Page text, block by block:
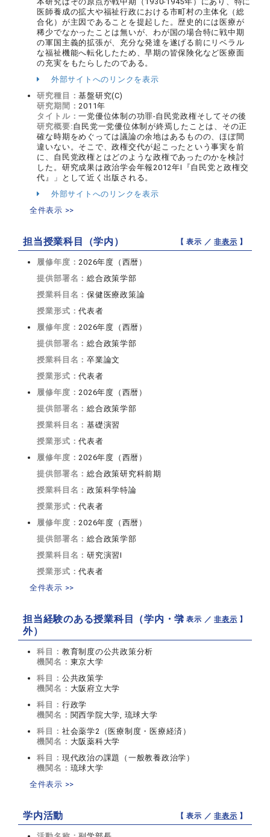
医師養成の拡大や福祉行政における市町村の主体化（総
合化）が主因であることを提起した。歴史的には医療が
稀少でなかったことは無いが、わが国の場合特に戦中期
の軍国主義的拡張が、充分な発達を遂げる前にリベラル
な福祉機能へ転化したため、早期の皆保険化など医療面
の充実をもたらしたのである。
外部サイトへのリンクを表示
研究種目：基盤研究(C)
研究期間：2011年
タイトル：一党優位体制の功罪-自民党政権そしてその後
研究概要:自民党一党優位体制が終焉したことは、その正
確な時期をめぐっては議論の余地はあるものの、ほぼ間
違いない。そこで、政権交代が起こったという事実を前
に、自民党政権とはどのような政権であったのかを検討
した。研究成果は政治学会年報2012年I『自民党と政権交
代』」として近く出版される。
外部サイトへのリンクを表示
全件表示 >>
担当授業科目（学内） 【 表示 ／非表示 】
履修年度：2026年度（西暦）
提供部署名：総合政策学部
授業科目名：保健医療政策論
授業形式：代表者
履修年度：2026年度（西暦）
提供部署名：総合政策学部
授業科目名：卒業論文
授業形式：代表者
履修年度：2026年度（西暦）
提供部署名：総合政策学部
授業科目名：基礎演習
授業形式：代表者
履修年度：2026年度（西暦）
提供部署名：総合政策研究科前期
授業科目名：政策科学特論
授業形式：代表者
履修年度：2026年度（西暦）
提供部署名：総合政策学部
授業科目名：研究演習I
授業形式：代表者
全件表示 >>
担当経験のある授業科目（学内・学
外）
【 表示 ／非表示 】
科目： 教育制度の公共政策分析
機関名： 東京大学
科目： 公共政策学
機関名： 大阪府立大学
科目： 行政学
機関名： 関西学院大学, 琉球大学
科目： 社会薬学2（医療制度・医療経済）
機関名： 大阪薬科大学
科目： 現代政治の課題（一般教養政治学）
機関名： 琉球大学
全件表示 >>
学内活動 【 表示 ／非表示 】